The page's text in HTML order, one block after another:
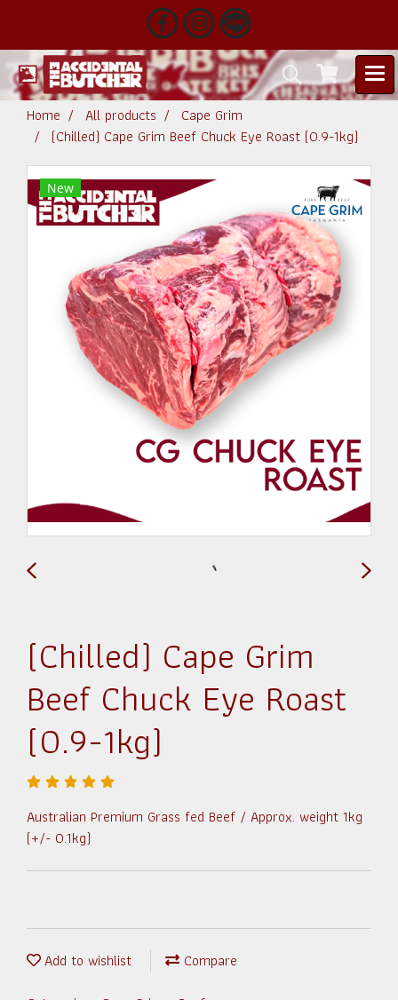
Home All products
Cape Grim
(Chilled) Cape Grim Beef Chuck Eye Roast (0.9-1kg)
New
(Chilled) Cape Grim
Beef Chuck Eye Roast
(0.9-1kg)
Australian Premium Grass fed Beef / Approx. weight 1kg
(+/- 0.1kg)
Add to wishlist
Compare